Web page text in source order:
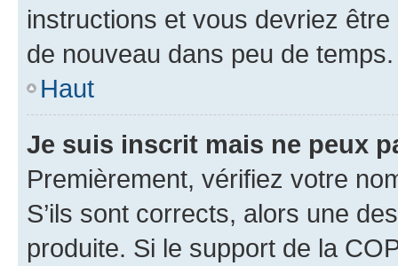
instructions et vous devriez
de nouveau dans peu de temps.
Haut
Je suis inscrit mais ne peux
Premièrement, vérifiez votre
S’ils sont corrects, alors une
produite. Si le support de la